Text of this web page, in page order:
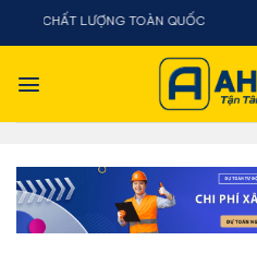
Chuyển
dung
TOÀN QUỐC